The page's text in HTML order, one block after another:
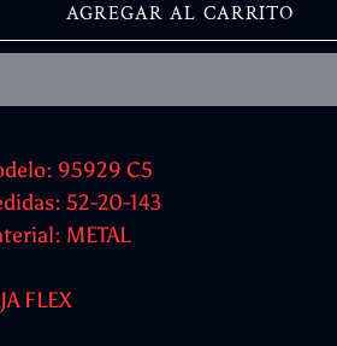
AGREGAR AL CARRITO
95929 C5
52-20-143
METAL
FLEX